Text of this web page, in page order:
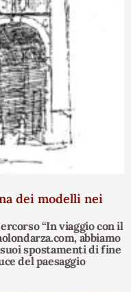
dei modelli nei
“In viaggio con il
abbiamo
spostamenti di fine
del paesaggio